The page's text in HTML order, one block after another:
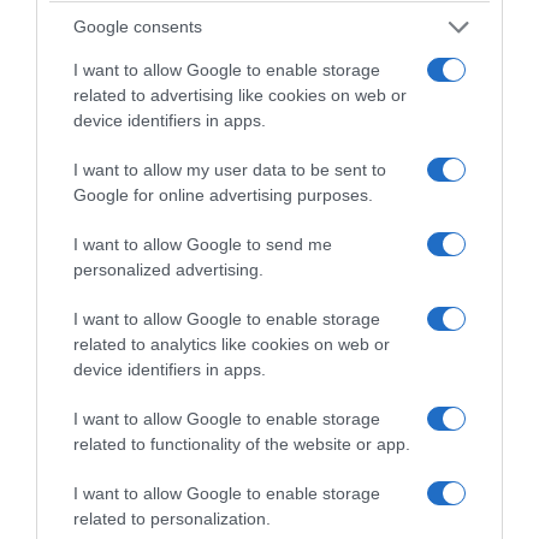
Google consents
I want to allow Google to enable storage
related to advertising like cookies on web or
device identifiers in apps.
I want to allow my user data to be sent to
Google for online advertising purposes.
I want to allow Google to send me
personalized advertising.
I want to allow Google to enable storage
related to analytics like cookies on web or
device identifiers in apps.
I want to allow Google to enable storage
related to functionality of the website or app.
I want to allow Google to enable storage
related to personalization.
imaginées par Benjamin Darnaud. Rouleaux de printemps
vinaigrés au cidre, veau façon gravlax ou rillette relevés
d’une note cidrée, le Chef fait des fines bulles Val de
Rance un indispensable de l’été, pour se rafraîchir comme
se régaler !
Le bon accord du Maitre de Chai Val de Rance :
un cidre Rosé Envie De… 2.5% vol.
Prix public conseillé : 2,50 euros en 75 cl
RECETTES DE TAPAS & GRILLADES
VAL DE RANCE X BENJAMIN DARNAUD